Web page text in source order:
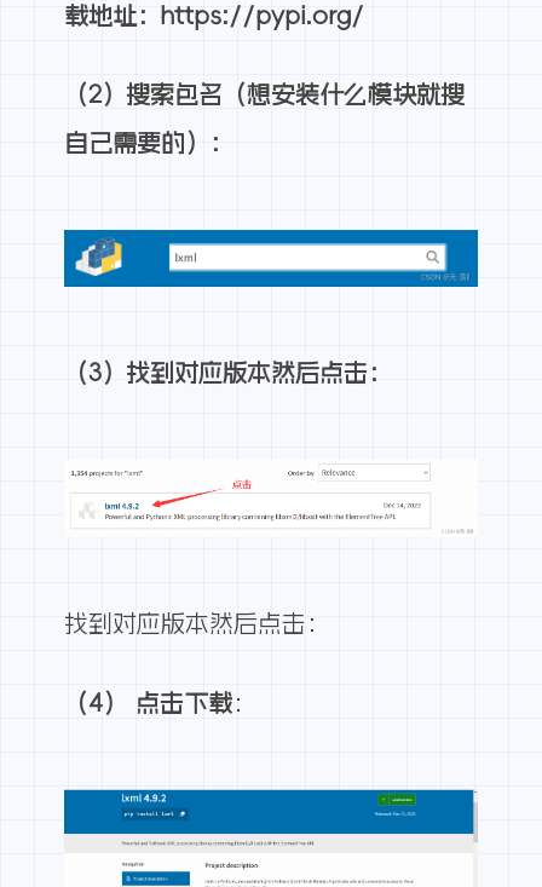
载地址： https://pypi.org/
（2）搜索包名（想安装什么模块就搜
自己需要的）：
（3）找到对应版本然后点击：
找到对应版本然后点击：
（4） 点击下载：